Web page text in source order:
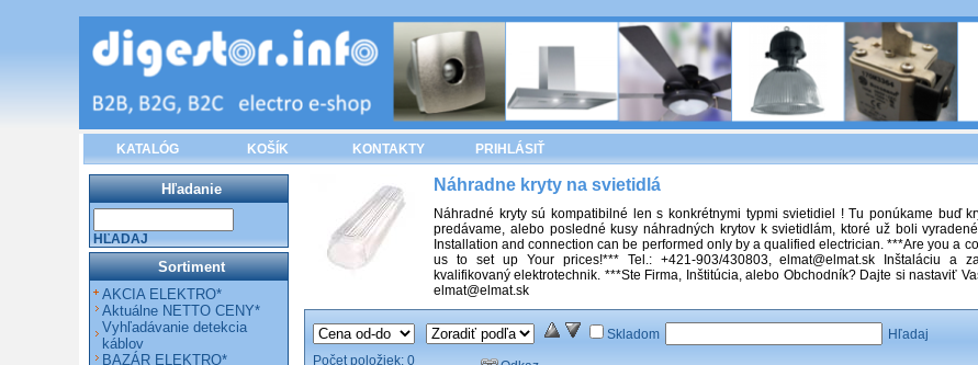
KATALÓG KOŠÍK KONTAKTY PRIHLÁSIŤ
Náhradne kryty na svietidlá
Náhradné kryty sú kompatibilné len s konkrétnymi typmi svietidiel ! Tu ponúkame buď
predávame, alebo posledné kusy náhradných krytov k svietidlám, ktoré už boli
Installation and connection can be performed only by a qualified electrician. ***Are you a
us to set up Your prices!*** Tel.: +421-903/430803, elmat@elmat.sk Inštaláciu a
kvalifikovaný elektrotechnik. ***Ste Firma, Inštitúcia, alebo Obchodník? Dajte si nastaviť
elmat@elmat.sk
Skladom
Hľadaj
Počet položiek: 0
Hľadanie
HĽADAJ
Sortiment
AKCIA ELEKTRO*
Aktuálne NETTO CENY*
Vyhľadávanie detekcia
káblov
BAZÁR ELEKTRO*